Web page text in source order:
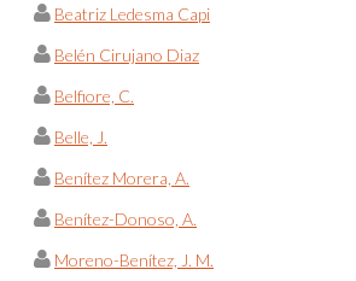
Beatriz Ledesma Capi
Belén Cirujano Diaz
Belfiore, C.
Belle, J.
Benítez Morera, A.
Benítez-Donoso, A.
Moreno-Benítez, J. M.